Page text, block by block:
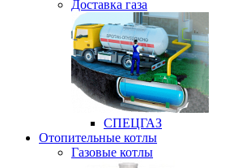
Доставка газа
СПЕЦГАЗ
Отопительные котлы
Газовые котлы